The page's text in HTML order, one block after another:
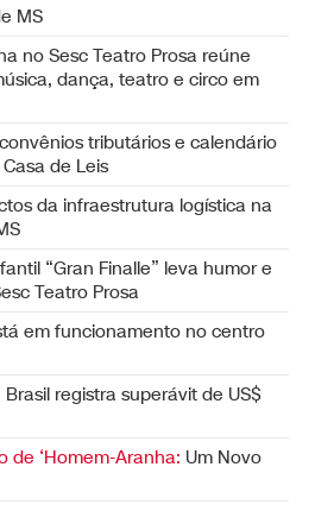
MS
no Sesc Teatro Prosa reúne
dança, teatro e circo em
tributários e calendário
de Leis
da infraestrutura logística na
“Gran Finalle” leva humor e
Teatro Prosa
em funcionamento no centro
Brasil registra superávit de US$
de ‘Homem-Aranha: Um Novo